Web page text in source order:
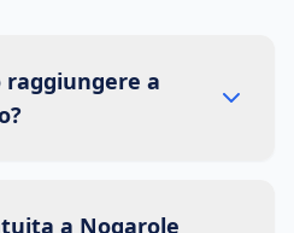
raggiungere a
a Nogarole